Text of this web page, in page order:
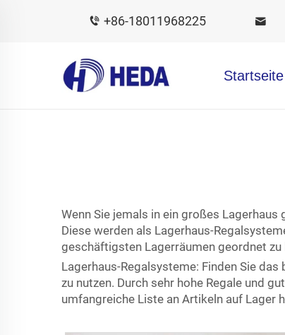
+86-18011968225
Startseite
Wenn Sie jemals in ein großes Lagerhaus
Diese werden als Lagerhaus-
geschäftigsten Lagerräumen geordnet zu
Lagerhaus-Regalsysteme: Finden Sie
zu nutzen. Durch sehr hohe Regale und
umfangreiche Liste an Artikeln auf Lager